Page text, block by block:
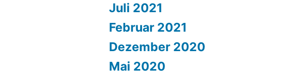
Juli 2021
Februar 2021
Dezember 2020
Mai 2020